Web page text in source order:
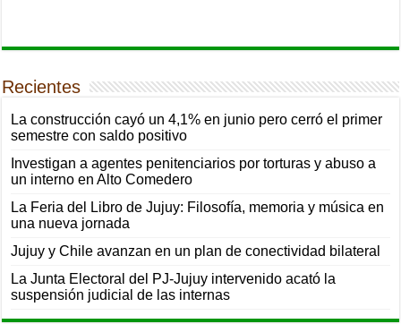
Recientes
La construcción cayó un 4,1% en junio pero cerró el primer
semestre con saldo positivo
Investigan a agentes penitenciarios por torturas y abuso a
un interno en Alto Comedero
La Feria del Libro de Jujuy: Filosofía, memoria y música en
una nueva jornada
Jujuy y Chile avanzan en un plan de conectividad bilateral
La Junta Electoral del PJ-Jujuy intervenido acató la
suspensión judicial de las internas